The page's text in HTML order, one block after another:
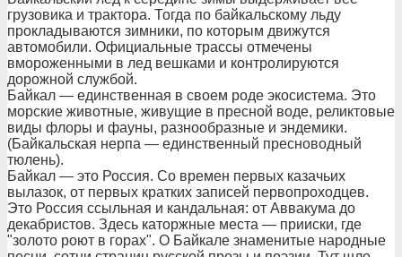
грузовика и трактора. Тогда по байкальскому льду
прокладываются зимники, по которым движутся
автомобили. Официальные трассы отмечены
вмороженными в лед вешками и контролируются
дорожной службой.
Байкал — единственная в своем роде экосистема. Это
морские животные, живущие в пресной воде, реликтовые
виды флоры и фауны, разнообразные и эндемики.
(Байкальская нерпа — единственный пресноводный
тюлень).
Байкал — это Россия. Со времен первых казачьих
вылазок, от первых кратких записей первопроходцев.
Это Россия ссыльная и кандальная: от Аввакума до
декабристов. Здесь каторжные места — прииски, где
"золото роют в горах". О Байкале знаменитые народные